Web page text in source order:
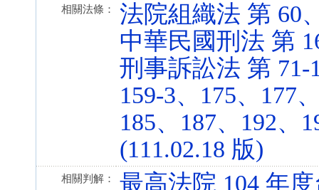
相關法條：
法院組織法 第 60
中華民國刑法 第
刑事訴訟法 第 71-
159-3、175、177
185、187、192、
(111.02.18 版)
相關判解：
最高法院 104 年